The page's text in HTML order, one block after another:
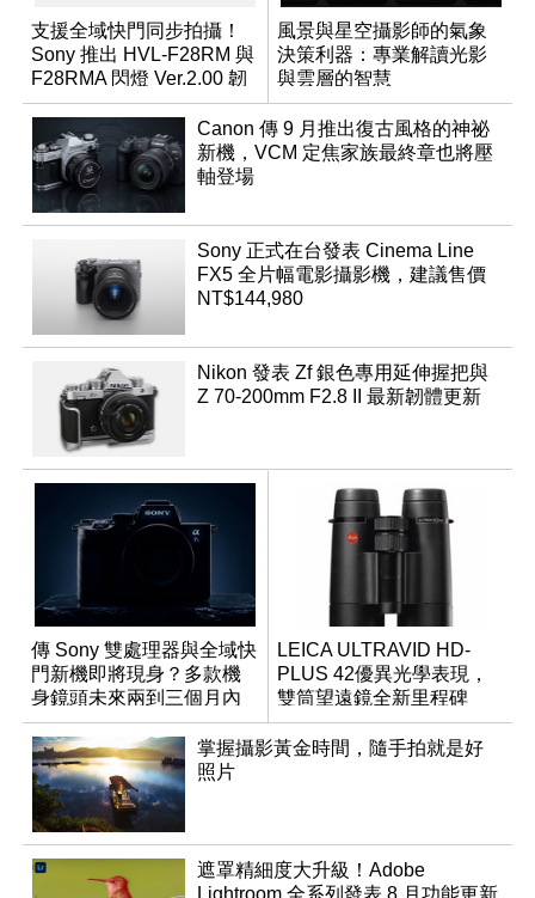
支援全域快門同步拍攝！
Sony 推出 HVL-F28RM 與
F28RMA 閃燈 Ver.2.00 韌
體
風景與星空攝影師的氣象
決策利器：專業解讀光影
與雲層的智慧
App「Atmos」登場
Canon 傳 9 月推出復古風格的神祕
新機，VCM 定焦家族最終章也將壓
軸登場
Sony 正式在台發表 Cinema Line
FX5 全片幅電影攝影機，建議售價
NT$144,980
Nikon 發表 Zf 銀色專用延伸握把與
Z 70-200mm F2.8 II 最新韌體更新
傳 Sony 雙處理器與全域快
門新機即將現身？多款機
身鏡頭未來兩到三個月內
有望登場
LEICA ULTRAVID HD-
PLUS 42優異光學表現，
雙筒望遠鏡全新里程碑
掌握攝影黃金時間，隨手拍就是好
照片
遮罩精細度大升級！Adobe
Lightroom 全系列發表 8 月功能更新